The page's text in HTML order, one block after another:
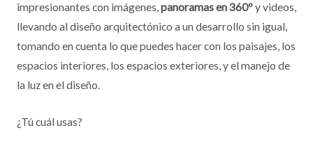
impresionantes con imágenes,panoramas en 360ºy videos,
llevando al diseño arquitectónico a un desarrollo sin igual,
tomando en cuenta lo que puedes hacer con los paisajes, los
espacios interiores, los espacios exteriores, y el manejo de
la luz en el diseño.
¿Tú cuál usas?